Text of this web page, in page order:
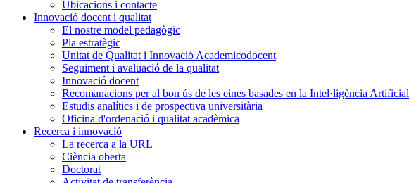
Ubicacions i contacte
Innovació docent i qualitat
El nostre model pedagògic
Pla estratègic
Unitat de Qualitat i Innovació Academicodocent
Seguiment i avaluació de la qualitat
Innovació docent
Recomanacions per al bon ús de les eines basades en la Intel·ligència Artificial
Estudis analítics i de prospectiva universitària
Oficina d'ordenació i qualitat acadèmica
Recerca i innovació
La recerca a la URL
Ciència oberta
Doctorat